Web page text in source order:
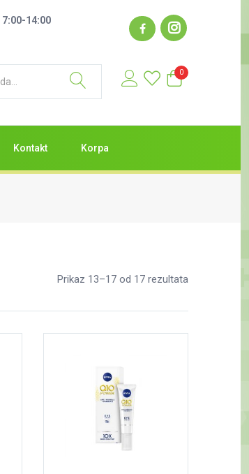
7:00-14:00
0
Kontakt Korpa
Prikaz 13–17 od 17 rezultata